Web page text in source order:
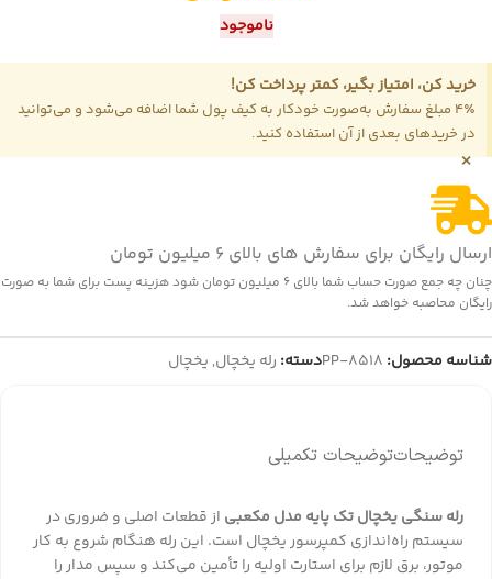
ناموجود
خرید کن، امتیاز بگیر، کمتر پرداخت کن!
4٪ مبلغ سفارش به‌صورت خودکار به کیف پول شما اضافه می‌شود و می‌توانید
در خریدهای بعدی از آن استفاده کنید.
×
ارسال رایگان برای سفارش های بالای 6 میلیون تومان
چنان چه جمع صورت حساب شما بالای 6 میلیون تومان شود هزینه پست برای شما به صورت
رایگان محاصبه خواهد شد.
شناسه محصول: PP-8518دسته: رله یخچال, یخچال
توضیحاتتوضیحات تکمیلی
رله سنگی یخچال تک پایه مدل مکعبی از قطعات اصلی و ضروری در
سیستم راه‌اندازی کمپرسور یخچال است. این رله هنگام شروع به کار
موتور، برق لازم برای استارت اولیه را تأمین می‌کند و سپس مدار را